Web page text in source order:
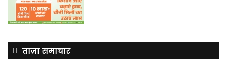
ताज़ा समाचार